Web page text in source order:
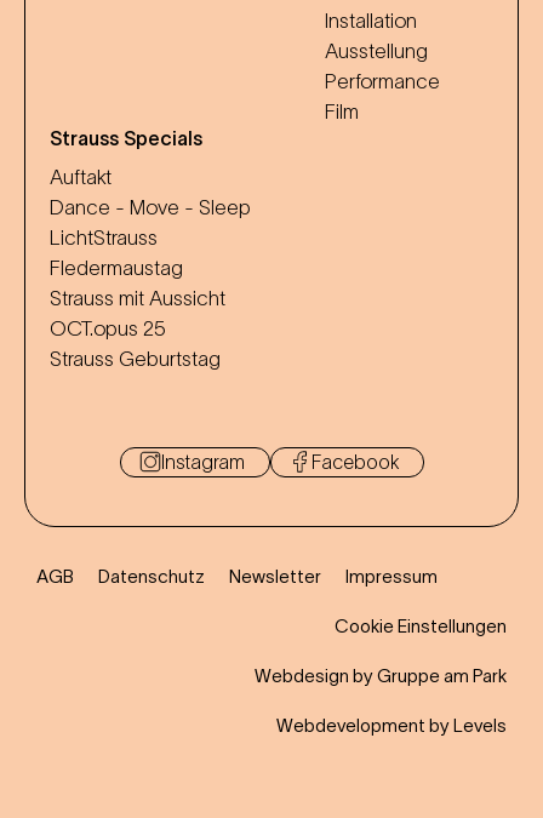
Installation
Ausstellung
Performance
Film
Strauss Specials
Auftakt
Dance - Move - Sleep
LichtStrauss
Fledermaustag
Strauss mit Aussicht
OCT.opus 25
Strauss Geburtstag
Instagram Facebook
AGB Datenschutz Newsletter Impressum
Cookie Einstellungen
Webdesign by Gruppe am Park
Webdevelopment by Levels